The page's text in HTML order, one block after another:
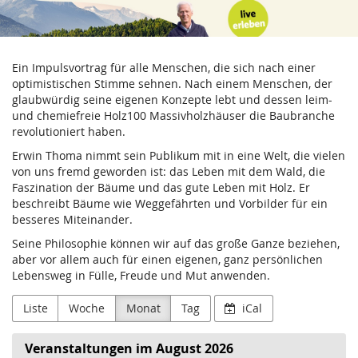
Zum
Haupt-
springen
Thoma
Holz
GmbH
Ein Impulsvortrag für alle Menschen, die sich nach einer
optimistischen Stimme sehnen. Nach einem Menschen, der
glaubwürdig seine eigenen Konzepte lebt und dessen leim-
und chemiefreie Holz100 Massivholzhäuser die Baubranche
revolutioniert haben.
Erwin Thoma nimmt sein Publikum mit in eine Welt, die vielen
von uns fremd geworden ist: das Leben mit dem Wald, die
Faszination der Bäume und das gute Leben mit Holz. Er
beschreibt Bäume wie Weggefährten und Vorbilder für ein
besseres Miteinander.
Seine Philosophie können wir auf das große Ganze beziehen,
aber vor allem auch für einen eigenen, ganz persönlichen
Lebensweg in Fülle, Freude und Mut anwenden.
Liste Woche Monat Tag iCal
Veranstaltungen im August 2026